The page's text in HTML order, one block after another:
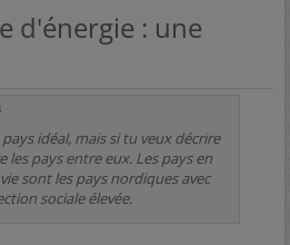
d'énergie : une
idéal, mais si tu veux décrire
les pays entre eux. Les pays en
sont les pays nordiques avec
sociale élevée.